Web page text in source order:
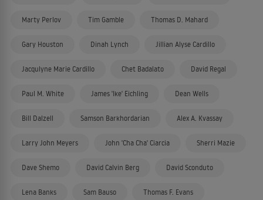
Marty Perlov Tim Gamble Thomas D. Mahard
Gary Houston Dinah Lynch Jillian Alyse Cardillo
Jacqulyne Marie Cardillo Chet Badalato David Regal
Paul M. White James 'Ike' Eichling Dean Wells
Bill Dalzell Samson Barkhordarian Alex A. Kvassay
Larry John Meyers John 'Cha Cha' Ciarcia Sherri Mazie
Dave Shemo David Calvin Berg David Sconduto
Lena Banks Sam Bauso Thomas F. Evans